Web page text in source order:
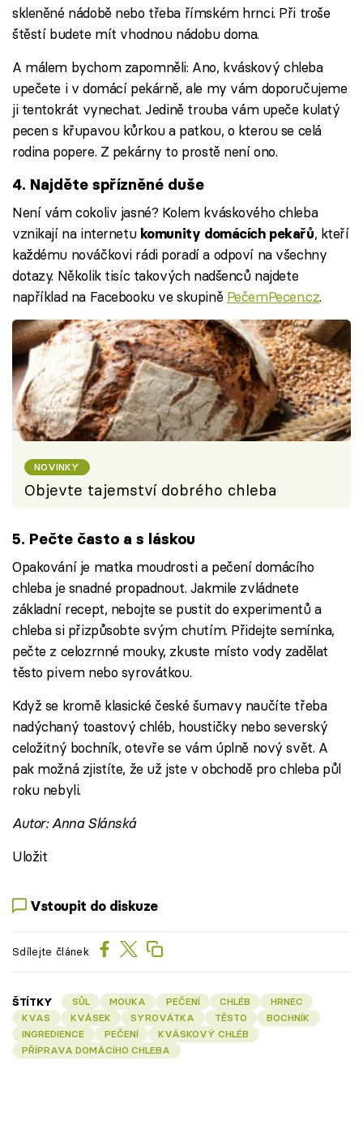
skleněné nádobě nebo třeba římském hrnci. Při troše
štěstí budete mít vhodnou nádobu doma.
A málem bychom zapomněli: Ano, kváskový chleba
upečete i v domácí pekárně, ale my vám doporučujeme
ji tentokrát vynechat. Jedině trouba vám upeče kulatý
pecen s křupavou kůrkou a patkou, o kterou se celá
rodina popere. Z pekárny to prostě není ono.
4. Najděte spřízněné duše
Není vám cokoliv jasné? Kolem kváskového chleba
vznikají na internetu komunity domácích pekařů, kteří
každému nováčkovi rádi poradí a odpoví na všechny
dotazy. Několik tisíc takových nadšenců najdete
například na Facebooku ve skupině PečemPecen.cz.
NOVINKY
Objevte tajemství dobrého chleba
5. Pečte často a s láskou
Opakování je matka moudrosti a pečení domácího
chleba je snadné propadnout. Jakmile zvládnete
základní recept, nebojte se pustit do experimentů a
chleba si přizpůsobte svým chutím. Přidejte semínka,
pečte z celozrnné mouky, zkuste místo vody zadělat
těsto pivem nebo syrovátkou.
Když se kromě klasické české šumavy naučíte třeba
nadýchaný toastový chléb, houstičky nebo severský
celožitný bochník, otevře se vám úplně nový svět. A
pak možná zjistíte, že už jste v obchodě pro chleba půl
roku nebyli.
Autor: Anna Slánská
Uložit
Vstoupit do diskuze
Sdílejte článek
ŠTÍTKY SŮL MOUKA PEČENÍ CHLÉB
HRNEC
KVAS
KVÁSEK SYROVÁTKA TĚSTO
BOCHNÍK
INGREDIENCE
PEČENÍ
KVÁSKOVÝ CHLÉB
PŘÍPRAVA DOMÁCÍHO CHLEBA